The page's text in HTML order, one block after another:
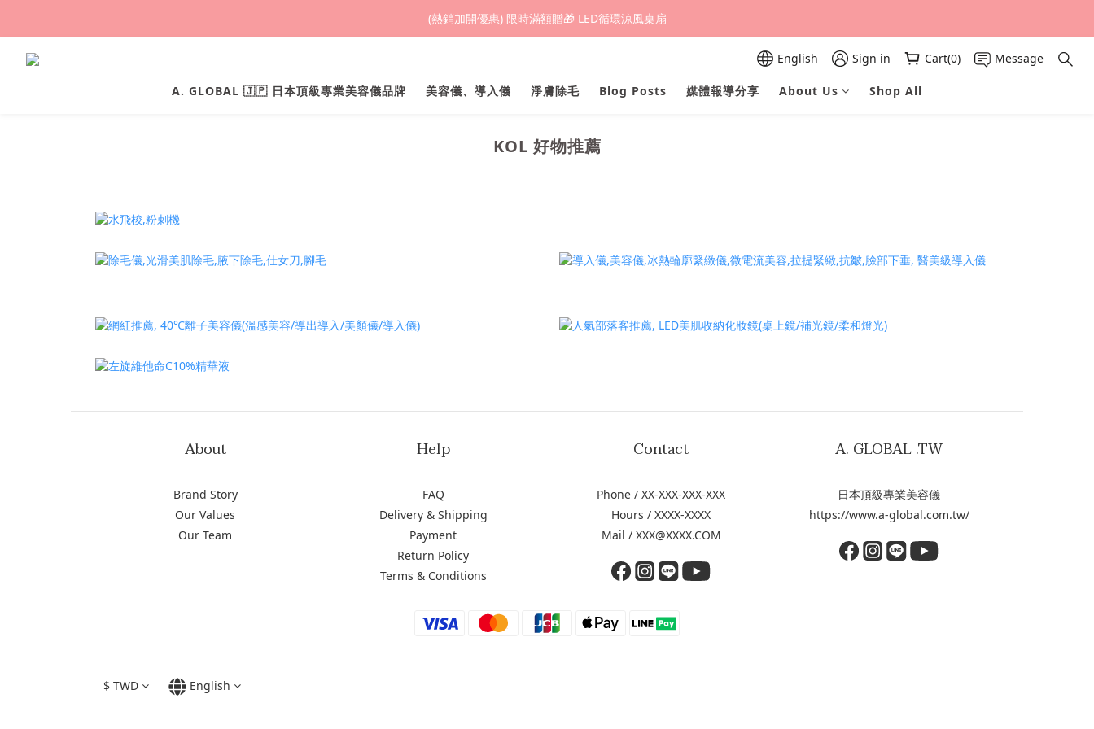
(熱銷加開優惠) 限時滿額贈🎁 LED循環涼風桌扇
(熱銷加開優惠) 限時滿額贈🎁 LED循環涼風桌扇
(熱銷加開優惠) 限時滿額贈🎁 LED循環涼風桌扇
English Sign in Cart(0) Message
A. GLOBAL 🇯🇵 日本頂級專業美容儀品牌 美容儀、導入儀 淨膚除毛 Blog Posts 媒體報導分享 About Us Shop All
KOL 好物推薦
About
Brand Story
Our Values
Our Team
Help
FAQ
Delivery & Shipping
Payment
Return Policy
Terms & Conditions
Contact
Phone / XX-XXX-XXX-XXX
Hours / XXXX-XXXX
Mail / XXX@XXXX.COM
A. GLOBAL .TW
日本頂級專業美容儀
https://www.a-global.com.tw/
$ TWD English